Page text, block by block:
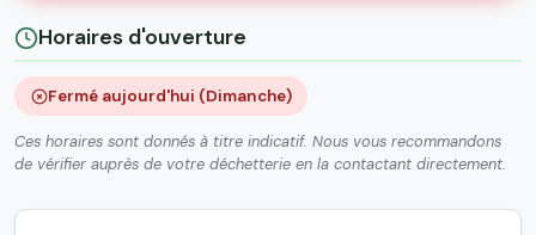
Horaires d'ouverture
Fermé aujourd'hui (Dimanche)
Ces horaires sont donnés à titre indicatif. Nous vous recommandons
de vérifier auprès de votre déchetterie en la contactant directement.